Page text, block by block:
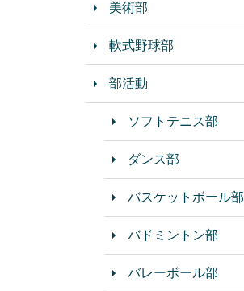
美術部
軟式野球部
部活動
ソフトテニス部
ダンス部
バスケットボール部
バドミントン部
バレーボール部